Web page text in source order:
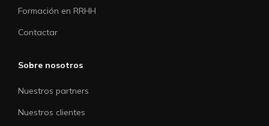
Formación en RRHH
Contactar
Sobre nosotros
Nuestros partners
Nuestros clientes